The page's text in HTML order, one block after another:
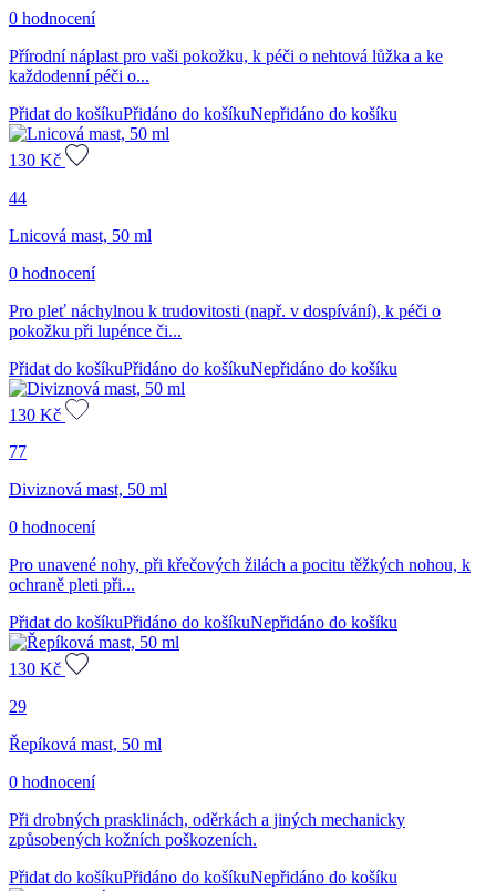
0 hodnocení
Přírodní náplast pro vaši pokožku, k péči o nehtová lůžka a ke
každodenní péči o...
Přidat do košíkuPřidáno do košíkuNepřidáno do košíku
130 Kč
44
Lnicová mast, 50 ml
0 hodnocení
Pro pleť náchylnou k trudovitosti (např. v dospívání), k péči o
pokožku při lupénce či...
Přidat do košíkuPřidáno do košíkuNepřidáno do košíku
130 Kč
77
Diviznová mast, 50 ml
0 hodnocení
Pro unavené nohy, při křečových žilách a pocitu těžkých nohou, k
ochraně pleti při...
Přidat do košíkuPřidáno do košíkuNepřidáno do košíku
130 Kč
29
Řepíková mast, 50 ml
0 hodnocení
Při drobných prasklinách, oděrkách a jiných mechanicky
způsobených kožních poškozeních.
Přidat do košíkuPřidáno do košíkuNepřidáno do košíku